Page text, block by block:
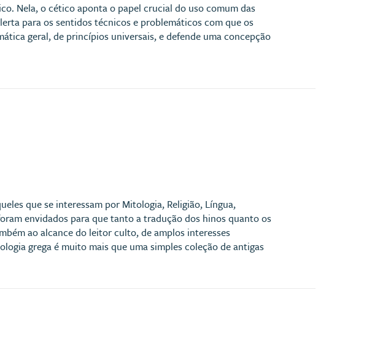
Nela, o cético aponta o papel crucial do uso comum das
para os sentidos técnicos e problemáticos com que os
geral, de princípios universais, e defende uma concepção
que se interessam por Mitologia, Religião, Língua,
envidados para que tanto a tradução dos hinos quanto os
ao alcance do leitor culto, de amplos interesses
grega é muito mais que uma simples coleção de antigas